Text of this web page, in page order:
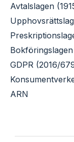
Avtalslagen
GDPR (2016/
ARN